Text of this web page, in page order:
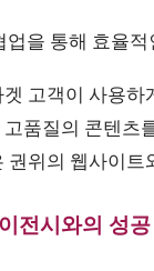
을 통해 효율
겟 고객이 사용하
고품질의 콘텐츠
권위의 웹사이트
전시와의 성공